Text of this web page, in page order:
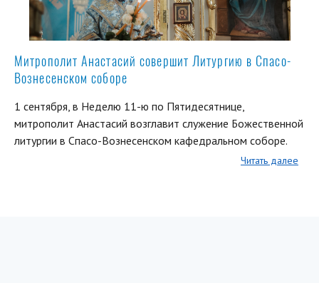
Митрополит Анастасий совершит Литургию в Спасо-
Вознесенском соборе
1 сентября, в Неделю 11-ю по Пятидесятнице,
митрополит Анастасий возглавит служение Божественной
литургии в Спасо-Вознесенском кафедральном соборе.
Читать далее